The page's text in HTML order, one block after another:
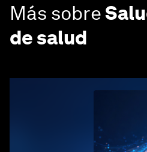
Más sobre
de salud